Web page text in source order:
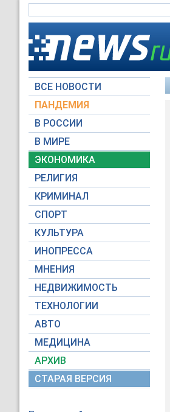
ВСЕ НОВОСТИ
ПАНДЕМИЯ
В РОССИИ
В МИРЕ
ЭКОНОМИКА
РЕЛИГИЯ
КРИМИНАЛ
СПОРТ
КУЛЬТУРА
ИНОПРЕССА
МНЕНИЯ
НЕДВИЖИМОСТЬ
ТЕХНОЛОГИИ
АВТО
МЕДИЦИНА
АРХИВ
СТАРАЯ ВЕРСИЯ